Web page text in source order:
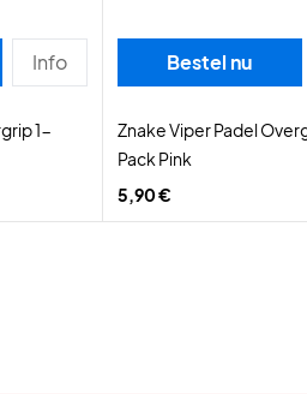
Info
1-
Bestel nu
Znake Viper Padel
Pack Pink
5,90 €